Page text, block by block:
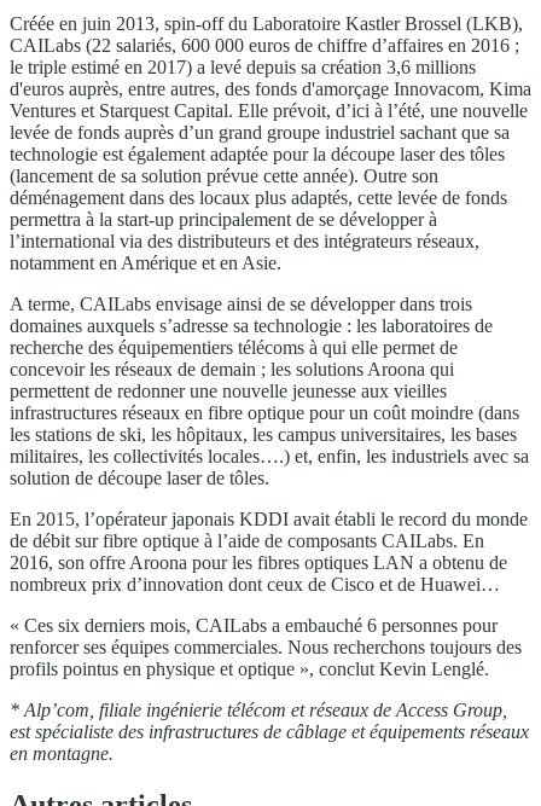
Créée en juin 2013, spin-off du Laboratoire Kastler Brossel (LKB),
CAILabs (22 salariés, 600 000 euros de chiffre d’affaires en 2016 ;
le triple estimé en 2017) a levé depuis sa création 3,6 millions
d'euros auprès, entre autres, des fonds d'amorçage Innovacom, Kima
Ventures et Starquest Capital. Elle prévoit, d’ici à l’été, une nouvelle
levée de fonds auprès d’un grand groupe industriel sachant que sa
technologie est également adaptée pour la découpe laser des tôles
(lancement de sa solution prévue cette année). Outre son
déménagement dans des locaux plus adaptés, cette levée de fonds
permettra à la start-up principalement de se développer à
l’international via des distributeurs et des intégrateurs réseaux,
notamment en Amérique et en Asie.
A terme, CAILabs envisage ainsi de se développer dans trois
domaines auxquels s’adresse sa technologie : les laboratoires de
recherche des équipementiers télécoms à qui elle permet de
concevoir les réseaux de demain ; les solutions Aroona qui
permettent de redonner une nouvelle jeunesse aux vieilles
infrastructures réseaux en fibre optique pour un coût moindre (dans
les stations de ski, les hôpitaux, les campus universitaires, les bases
militaires, les collectivités locales….) et, enfin, les industriels avec sa
solution de découpe laser de tôles.
En 2015, l’opérateur japonais KDDI avait établi le record du monde
de débit sur fibre optique à l’aide de composants CAILabs. En
2016, son offre Aroona pour les fibres optiques LAN a obtenu de
nombreux prix d’innovation dont ceux de Cisco et de Huawei…
« Ces six derniers mois, CAILabs a embauché 6 personnes pour
renforcer ses équipes commerciales. Nous recherchons toujours des
profils pointus en physique et optique », conclut Kevin Lenglé.
* Alp’com, filiale ingénierie télécom et réseaux de Access Group,
est spécialiste des infrastructures de câblage et équipements réseaux
en montagne.